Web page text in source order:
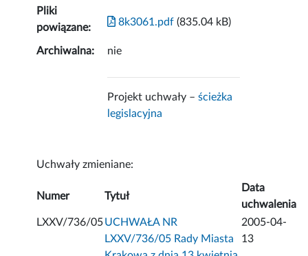
Pliki
powiązane:
8k3061.pdf (835.04 kB)
Archiwalna: nie
Projekt uchwały –ścieżka
legislacyjna
Uchwały zmieniane:
Numer Tytuł
Data
uchwalenia
LXXV/736/05UCHWAŁA NR
LXXV/736/05 Rady Miasta
2005-04-
13